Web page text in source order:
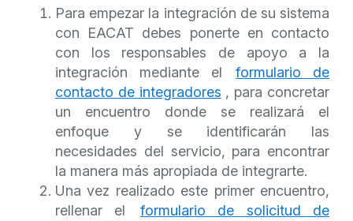
Para empezar la integración de su sistema
con EACAT debes ponerte en contacto
con los responsables de apoyo a la
integración mediante el
formulario de
contacto de integradores , para concretar
un encuentro donde se realizará el
enfoque y se identificarán las
necesidades del servicio, para encontrar
la manera más apropiada de integrarte.
Una vez realizado este primer encuentro,
rellenar el
formulario de solicitud de